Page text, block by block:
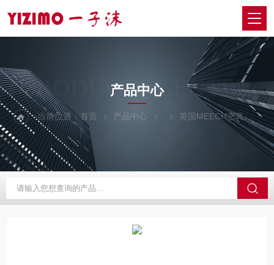
PRODUCTS CENTER
产品中心
当前位置：首页 产品中心 英国MEECH密其